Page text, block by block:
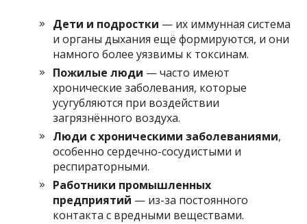
Дети и подростки — их иммунная система
и органы дыхания ещё формируются, и они
намного более уязвимы к токсинам.
Пожилые люди — часто имеют
хронические заболевания, которые
усугубляются при воздействии
загрязнённого воздуха.
Люди с хроническими заболеваниями,
особенно сердечно-сосудистыми и
респираторными.
Работники промышленных
предприятий — из-за постоянного
контакта с вредными веществами.